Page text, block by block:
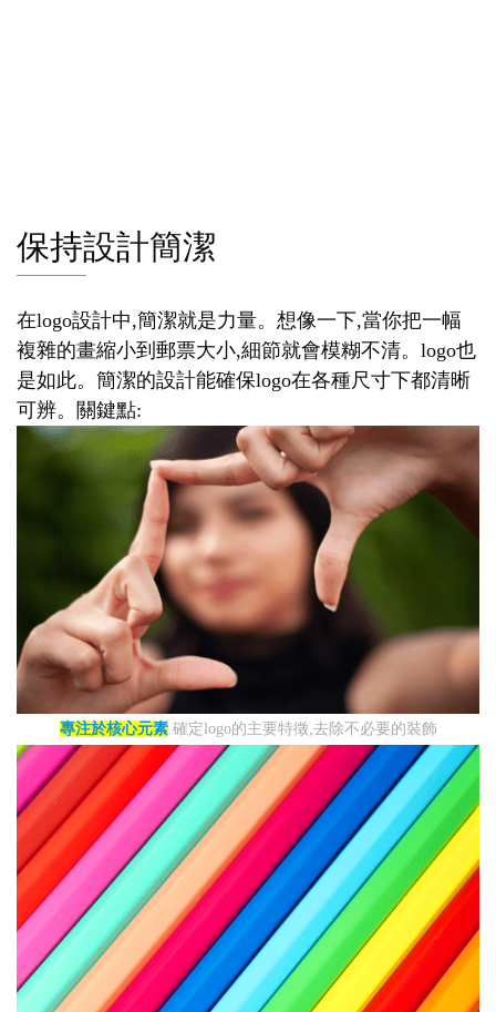
保持設計簡潔
在logo設計中,簡潔就是力量。想像一下,當你把一幅
複雜的畫縮小到郵票大小,細節就會模糊不清。logo也
是如此。簡潔的設計能確保logo在各種尺寸下都清晰
可辨。關鍵點:
專注於核心元素確定logo的主要特徵,去除不必要的裝飾